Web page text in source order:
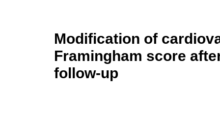
Modification of
Framingham score
follow-up